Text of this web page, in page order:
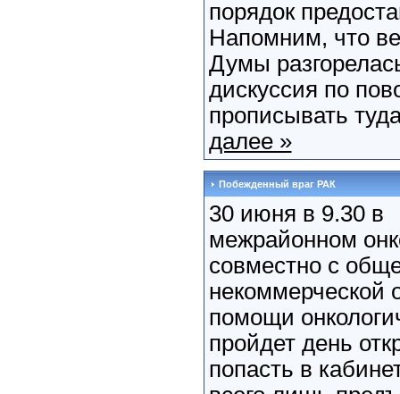
порядок
Напомним, что
Думы
дискуссия по
прописывать
далее »
Побежденный враг РАК
30 июня в 9.30 в
межрайонном
совместно с
некоммерческой
помощи
пройдет день
попасть в